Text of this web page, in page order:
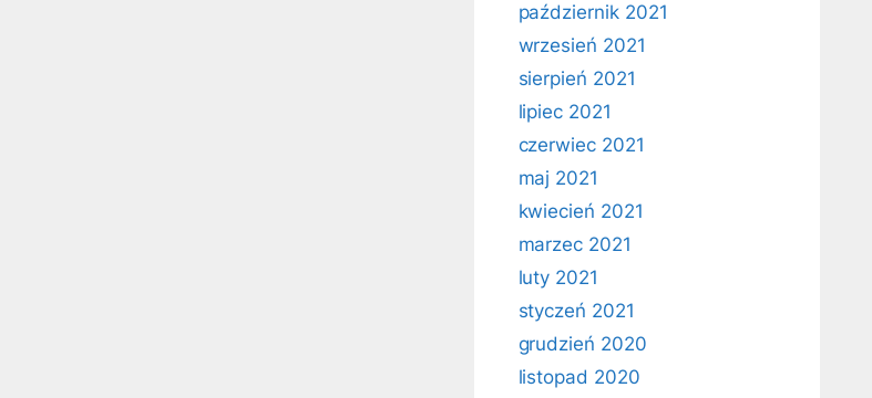
październik 2021
wrzesień 2021
sierpień 2021
lipiec 2021
czerwiec 2021
maj 2021
kwiecień 2021
marzec 2021
luty 2021
styczeń 2021
grudzień 2020
listopad 2020